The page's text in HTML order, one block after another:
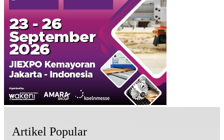
Artikel Popular